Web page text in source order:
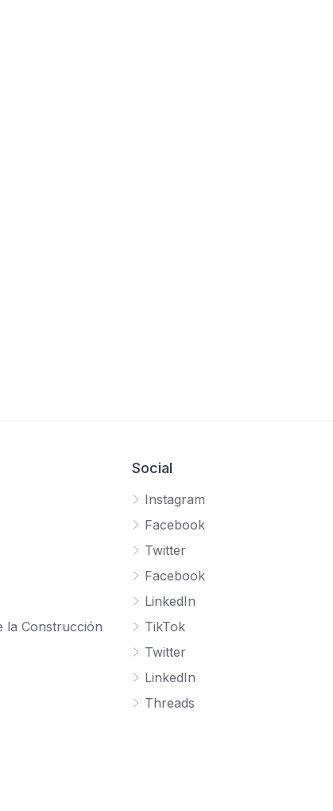
la Construcción
Social
Instagram
Facebook
Twitter
Facebook
LinkedIn
TikTok
Twitter
LinkedIn
Threads